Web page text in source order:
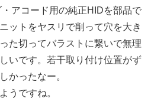
アコード用の純正HIDを部品で
ットをヤスリで削って穴を大き
た切ってバラストに繋いで無理
いです。若干取り付け位置がず
かったなー。
うですね。